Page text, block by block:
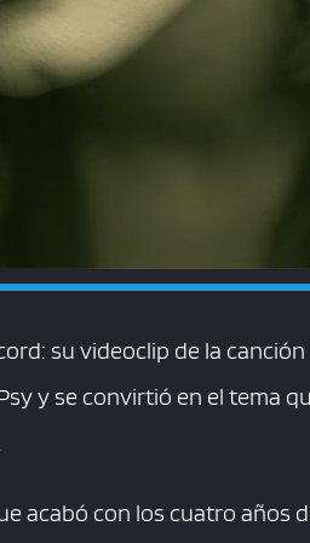
su videoclip de la
y se convirtió en el tema
acabó con los cuatro años